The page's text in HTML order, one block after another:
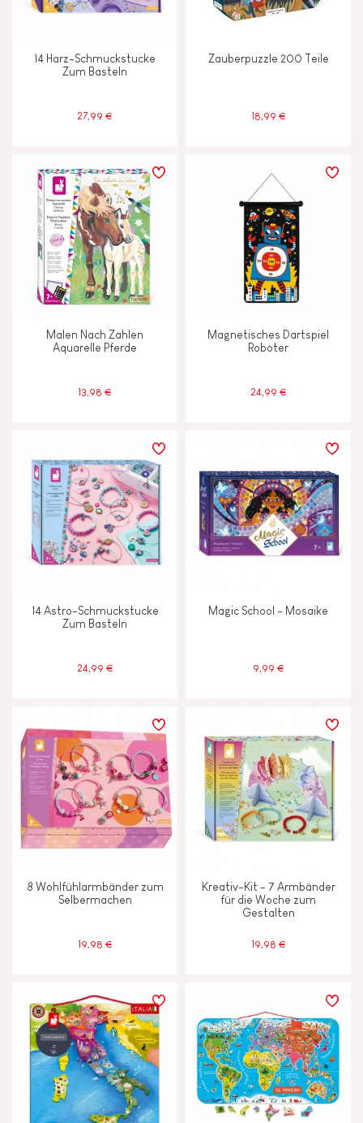
14 Harz-Schmuckstucke
Zum Basteln
27,99 €
Zauberpuzzle 200 Teile
18,99 €
Malen Nach Zahlen
Aquarelle Pferde
13,98 €
Magnetisches Dartspiel
Roboter
24,99 €
14 Astro-Schmuckstucke
Zum Basteln
24,99 €
Magic School - Mosaike
9,99 €
8 Wohlfühlarmbänder zum
Selbermachen
19,98 €
Kreativ-Kit - 7 Armbänder
für die Woche zum
Gestalten
19,98 €